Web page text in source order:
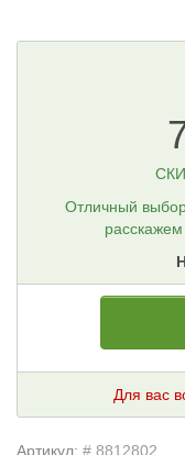
Отличный
Для вас
Артикул: # 8812802